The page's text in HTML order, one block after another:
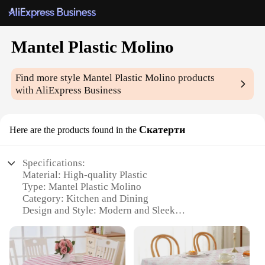
Mantel Plastic Molino
Find more styleMantel Plastic Molino products
with AliExpress Business
Here are the products found in the Скатерти
Specifications:
Material: High-quality Plastic
Type: Mantel Plastic Molino
Category: Kitchen and Dining
Design and Style: Modern and Sleek
Shape and Size: Conveniently sized for easy
handling
Performance and Property: Durable and heat-